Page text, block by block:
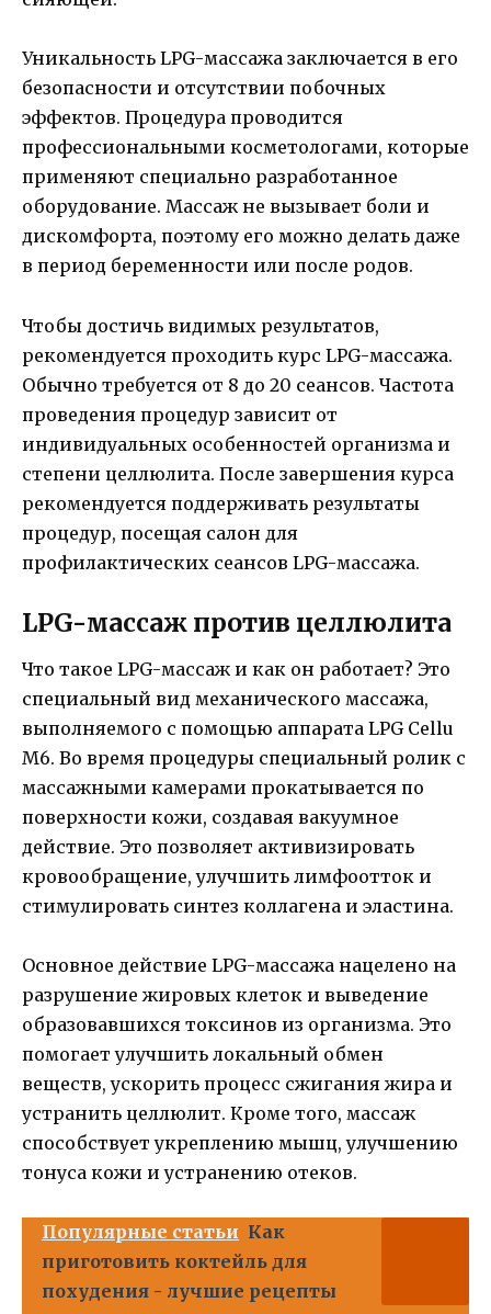
Уникальность LPG-массажа заключается в его
безопасности и отсутствии побочных
эффектов. Процедура проводится
профессиональными косметологами, которые
применяют специально разработанное
оборудование. Массаж не вызывает боли и
дискомфорта, поэтому его можно делать даже
в период беременности или после родов.
Чтобы достичь видимых результатов,
рекомендуется проходить курс LPG-массажа.
Обычно требуется от 8 до 20 сеансов. Частота
проведения процедур зависит от
индивидуальных особенностей организма и
степени целлюлита. После завершения курса
рекомендуется поддерживать результаты
процедур, посещая салон для
профилактических сеансов LPG-массажа.
LPG-массаж против целлюлита
Что такое LPG-массаж и как он работает? Это
специальный вид механического массажа,
выполняемого с помощью аппарата LPG Cellu
M6. Во время процедуры специальный ролик с
массажными камерами прокатывается по
поверхности кожи, создавая вакуумное
действие. Это позволяет активизировать
кровообращение, улучшить лимфоотток и
стимулировать синтез коллагена и эластина.
Основное действие LPG-массажа нацелено на
разрушение жировых клеток и выведение
образовавшихся токсинов из организма. Это
помогает улучшить локальный обмен
веществ, ускорить процесс сжигания жира и
устранить целлюлит. Кроме того, массаж
способствует укреплению мышц, улучшению
тонуса кожи и устранению отеков.
Популярные статьи Как
приготовить коктейль для
похудения - лучшие рецепты